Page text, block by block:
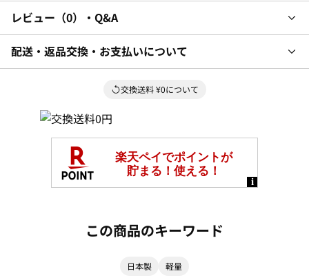
レビュー 0 ・Q&A
配送・返品交換・お支払いについて
交換送料 ¥0について
この商品のキーワード
日本製 軽量